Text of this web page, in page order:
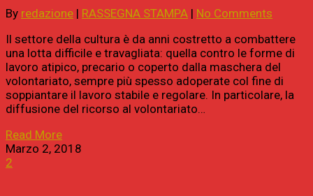
By redazione | RASSEGNA STAMPA | No Comments
Il settore della cultura è da anni costretto a combattere
una lotta difficile e travagliata: quella contro le forme di
lavoro atipico, precario o coperto dalla maschera del
volontariato, sempre più spesso adoperate col fine di
soppiantare il lavoro stabile e regolare. In particolare, la
diffusione del ricorso al volontariato…
Read More
Marzo 2, 2018
2